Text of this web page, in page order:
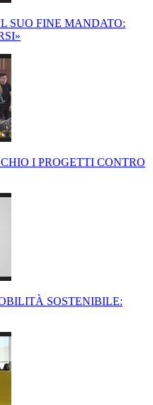
SUO FINE MANDATO:
I PROGETTI CONTRO
SOSTENIBILE: